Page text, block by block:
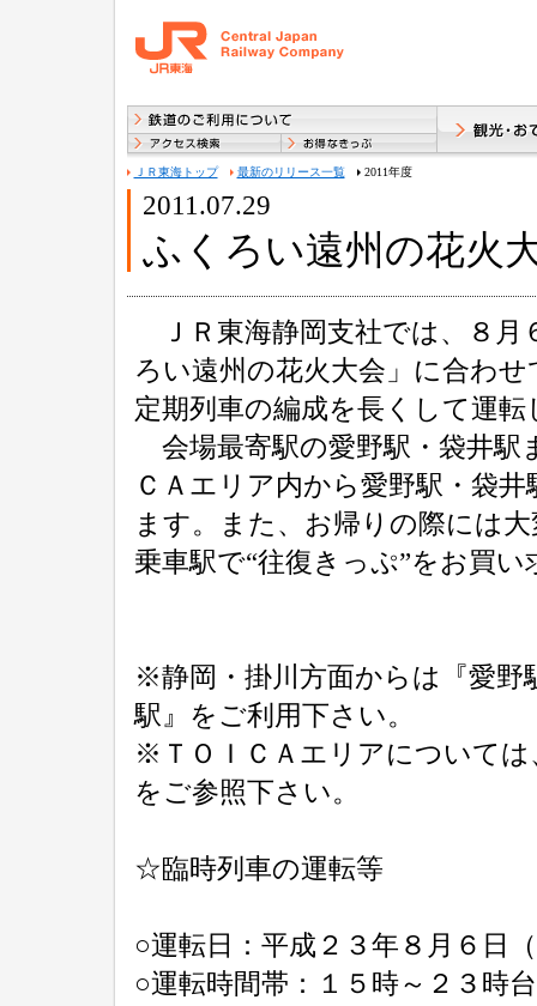
ＪＲ東海トップ 最新のリリース一覧 2011年度
2011.07.29
ふくろい遠州の花火
ＪＲ東海静岡支社では、８月
ろい遠州の花火大会」に合わ
定期列車の編成を長くして運転
会場最寄駅の愛野駅・袋井駅
ＣＡエリア内から愛野駅・袋
ます。また、お帰りの際には
乗車駅で“往復きっぷ”をお買い
※静岡・掛川方面からは『愛野
駅』をご利用下さい。
※ＴＯＩＣＡエリアについては
をご参照下さい。
☆臨時列車の運転等
○運転日：平成２３年８月６日
○運転時間帯：１５時～２３時台